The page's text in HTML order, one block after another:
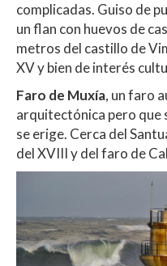
complicadas. Guiso de
un flan con huevos de
metros del castillo de
XV y bien de interés
Faro de Muxía, un faro
arquitectónica pero que
se erige. Cerca del
del XVIII y del faro de